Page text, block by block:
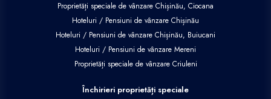
Proprietăți speciale de vânzare Chișinău, Ciocana
Hoteluri / Pensiuni de vânzare Chișinău
Hoteluri / Pensiuni de vânzare Chișinău, Buiucani
Hoteluri / Pensiuni de vânzare Mereni
Proprietăți speciale de vânzare Criuleni
Închirieri proprietăți speciale